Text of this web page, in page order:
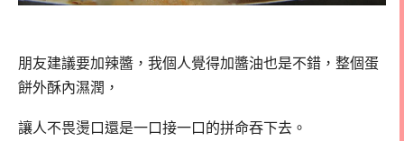
朋友建議要加辣醬，我個人覺得加醬油也是不錯，整個蛋
餅外酥內濕潤，
讓人不畏燙口還是一口接一口的拼命吞下去。